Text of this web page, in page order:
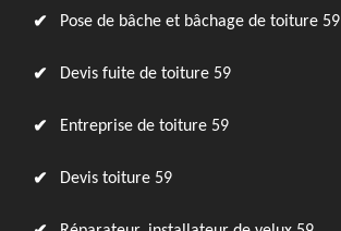
Pose de bâche et bâchage de toiture 59
Devis fuite de toiture 59
Entreprise de toiture 59
Devis toiture 59